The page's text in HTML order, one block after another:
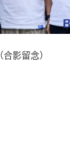
（合影留念）